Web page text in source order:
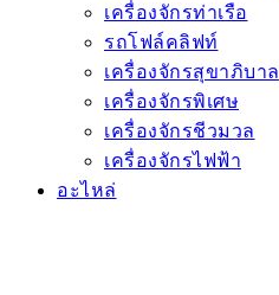
เครื่องจักรท่าเรือ
รถโฟล์คลิฟท์
เครื่องจักรสุขาภิบาล
เครื่องจักรพิเศษ
เครื่องจักรชีวมวล
เครื่องจักรไฟฟ้า
อะไหล่